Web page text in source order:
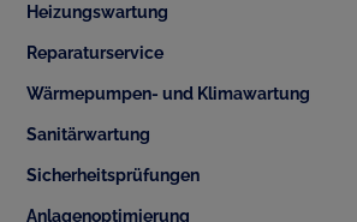
Heizungswartung
Reparaturservice
Wärmepumpen- und Klimawartung
Sanitärwartung
Sicherheitsprüfungen
Anlagenoptimierung